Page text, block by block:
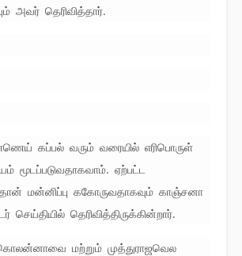
அவர் தெரிவித்தார்.
கப்பல் வரும் வரையில் எரிபொருள்
மூடப்படுவதாகவாம். ஏற்பட்ட
மன்னிப்பு ககோருவதாகவும் காஞ்சனா
செய்தியில் தெரிவித்திருக்கின்றார்.
மற்றும் முத்துராஜவெல